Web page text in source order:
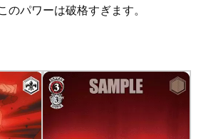
のパワーは破格すぎます。